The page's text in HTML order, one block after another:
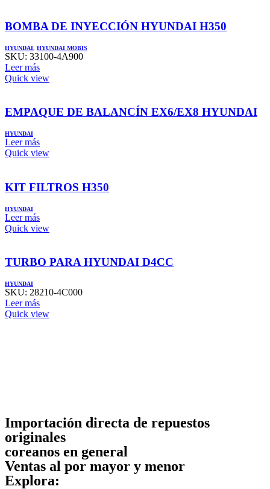
BOMBA DE INYECCIÓN HYUNDAI H350
HYUNDAI, HYUNDAI MOBIS
SKU: 33100-4A900
Leer más
Quick view
EMPAQUE DE BALANCÍN EX6/EX8 HYUNDAI
HYUNDAI
Leer más
Quick view
KIT FILTROS H350
HYUNDAI
Leer más
Quick view
TURBO PARA HYUNDAI D4CC
HYUNDAI
SKU: 28210-4C000
Leer más
Quick view
Importación directa de repuestos
originales
coreanos en general
Ventas al por mayor y menor
Explora: